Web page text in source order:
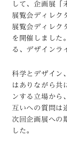
して、企画展「
展覧会ディレク
展覧会ディレク
を開催しました
る、デザインラ
科学とデザイン
はありながら共
ンする立場から
互いへの質問は
次回企画展への
した。